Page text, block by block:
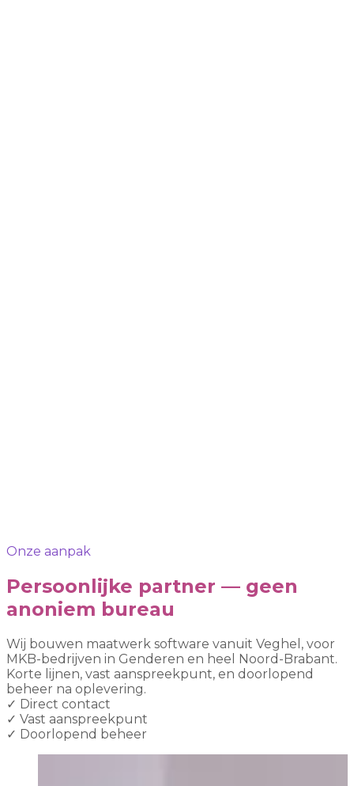
Onze aanpak
Persoonlijke partner — geen
anoniem bureau
Wij bouwen maatwerk software vanuit Veghel, voor
MKB-bedrijven in Genderen en heel Noord-Brabant.
Korte lijnen, vast aanspreekpunt, en doorlopend
beheer na oplevering.
✓ Direct contact
✓ Vast aanspreekpunt
✓ Doorlopend beheer